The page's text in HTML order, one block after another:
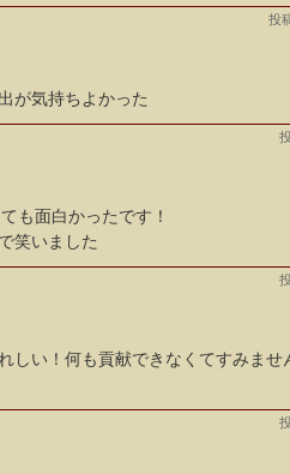
投
が気持ちよかった
も面白かったです！
笑いました
しい！何も貢献できなくてすみま